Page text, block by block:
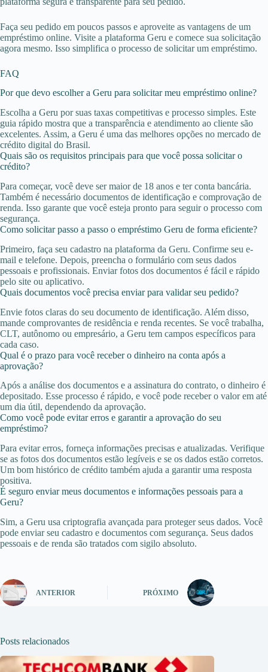
Faça seu pedido em poucos passos e aproveite as vantagens de um
empréstimo online. Visite a plataforma Geru e comece sua solicitação
agora mesmo. Isso simplifica o processo de solicitar um empréstimo.
FAQ
Por que devo escolher a Geru para solicitar meu empréstimo online?
Escolha a Geru por suas taxas competitivas e processo simples. Este
guia rápido mostra que a transparência e atendimento ao cliente são
excelentes. Assim, a Geru é uma das melhores opções no mercado de
crédito digital do Brasil.
Quais são os requisitos principais para que você possa solicitar o
crédito?
Para começar, você deve ser maior de 18 anos e ter conta bancária.
Também é necessário documentos de identificação e comprovação de
renda. Isso garante que você esteja pronto para seguir o processo com
segurança.
Como solicitar passo a passo o empréstimo Geru de forma eficiente?
Primeiro, faça seu cadastro na plataforma da Geru. Confirme seu e-
mail e telefone. Depois, preencha o formulário com seus dados
pessoais e profissionais. Enviar fotos dos documentos é fácil e rápido
pelo site ou aplicativo.
Quais documentos você precisa enviar para validar seu pedido?
Envie fotos claras do seu documento de identificação. Além disso,
mande comprovantes de residência e renda recentes. Se você trabalha,
CLT, autônomo ou empresário, a Geru tem campos específicos para
cada caso.
Qual é o prazo para você receber o dinheiro na conta após a
aprovação?
Após a análise dos documentos e a assinatura do contrato, o dinheiro é
depositado. Esse processo é rápido, e você pode receber o valor em até
um dia útil, dependendo da aprovação.
Como você pode evitar erros e garantir a aprovação do seu
empréstimo?
Para evitar erros, forneça informações precisas e atualizadas. Verifique
se as fotos dos documentos estão legíveis e se os dados estão corretos.
Um bom histórico de crédito também ajuda a garantir uma resposta
positiva.
É seguro enviar meus documentos e informações pessoais para a
Geru?
Sim, a Geru usa criptografia avançada para proteger seus dados. Você
pode enviar seu cadastro e documentos com segurança. Seus dados
pessoais e de renda são tratados com sigilo absoluto.
ANTERIOR PRÓXIMO
Posts relacionados